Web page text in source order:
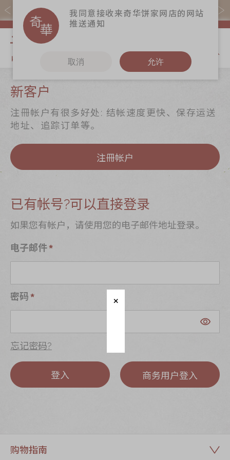
易赏钱会员凭推广码购买现货产品可赚易赏钱($5=1分)
关于奇华
奇华传奇
最新推广
商务销售
奇华网志
奇华饼食
贺年食品
手信礼品
时令食品
FRIENDS礼盒
所有产品
产品价目表
更多
奇华工作坊
EN 繁體
已有帐号?可以直接登录
如果您有帐户，请使用您的电子邮件地址登录。
电子邮件
密码
登入 商务用户登入
忘记密码?
新客户
注冊帐户有很多好处: 结帐速度更快、保存运送
地址、追踪订单等。
注冊帐户
购物指南
我同意接收来奇华饼家网店的网站
推送通知
取消 允许